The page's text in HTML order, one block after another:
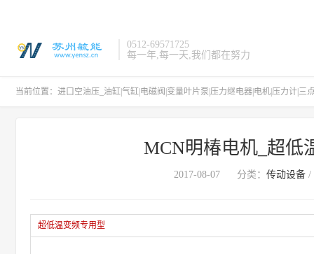
0512-69571725
每一年,每一天,我们都在努力
当前位置： 进口空油压_油缸|气缸|电磁阀|变量叶片泵|压力继电器|电机|压力计|三
MCN明椿电机_超低
2017-08-07 分类： 传动设备/
超低温变频专用型